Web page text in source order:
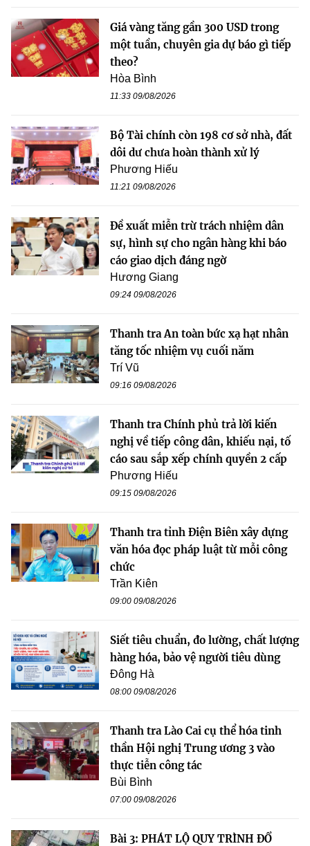
Giá vàng tăng gần 300 USD trong
một tuần, chuyên gia dự báo gì tiếp
theo?
Hòa Bình
11:33 09/08/2026
Bộ Tài chính còn 198 cơ sở nhà, đất
dôi dư chưa hoàn thành xử lý
Phương Hiếu
11:21 09/08/2026
Đề xuất miễn trừ trách nhiệm dân
sự, hình sự cho ngân hàng khi báo
cáo giao dịch đáng ngờ
Hương Giang
09:24 09/08/2026
Thanh tra An toàn bức xạ hạt nhân
tăng tốc nhiệm vụ cuối năm
Trí Vũ
09:16 09/08/2026
Thanh tra Chính phủ trả lời kiến
nghị về tiếp công dân, khiếu nại, tố
cáo sau sắp xếp chính quyền 2 cấp
Phương Hiếu
09:15 09/08/2026
Thanh tra tỉnh Điện Biên xây dựng
văn hóa đọc pháp luật từ mỗi công
chức
Trần Kiên
09:00 09/08/2026
Siết tiêu chuẩn, đo lường, chất lượng
hàng hóa, bảo vệ người tiêu dùng
Đông Hà
08:00 09/08/2026
Thanh tra Lào Cai cụ thể hóa tinh
thần Hội nghị Trung ương 3 vào
thực tiễn công tác
Bùi Bình
07:00 09/08/2026
Bài 3: PHÁT LỘ QUY TRÌNH ĐỔ